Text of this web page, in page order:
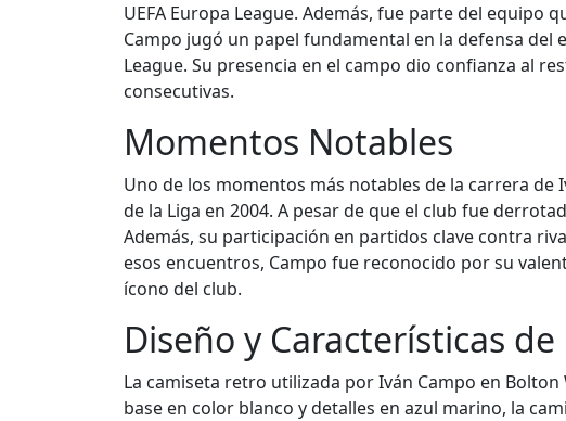
UEFA Europa League. Además, fue parte del equipo
Campo jugó un papel fundamental en la defensa
League. Su presencia en el campo dio confianza al
consecutivas.
Momentos Notables
Uno de los momentos más notables de la carrera de
de la Liga en 2004. A pesar de que el club fue
Además, su participación en partidos clave contra
esos encuentros, Campo fue reconocido por su
ícono del club.
Diseño y Características
La camiseta retro utilizada por Iván Campo en
base en color blanco y detalles en azul marino, la